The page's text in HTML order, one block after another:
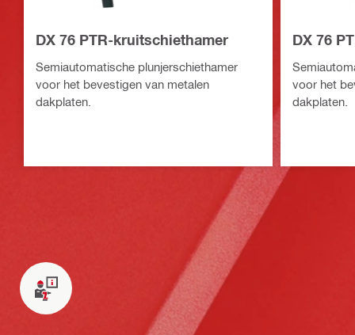
DX 76 PTR-kruitschiethamer
Semiautomatische plunjerschiethamer
voor het bevestigen van metalen
dakplaten.
DX 76
voor het
dakplaten.